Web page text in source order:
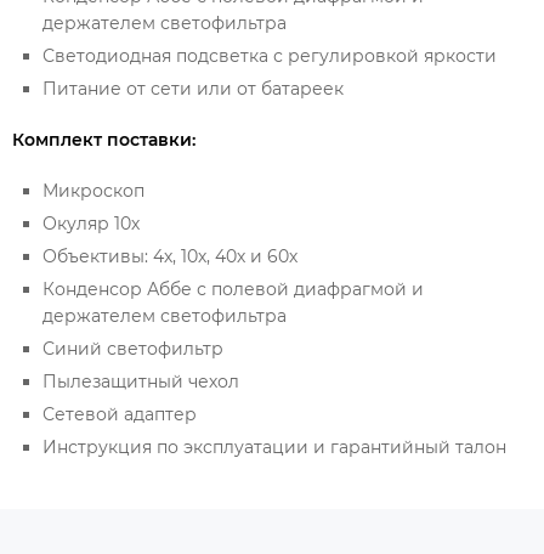
держателем светофильтра
Светодиодная подсветка с регулировкой яркости
Питание от сети или от батареек
Комплект поставки:
Микроскоп
Окуляр 10х
Объективы: 4х, 10х, 40х и 60х
Конденсор Аббе с полевой диафрагмой и
держателем светофильтра
Синий светофильтр
Пылезащитный чехол
Сетевой адаптер
Инструкция по эксплуатации и гарантийный талон